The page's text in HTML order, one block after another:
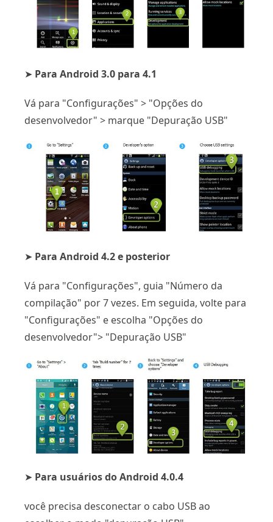
➤ Para Android 3.0 para 4.1
Vá para "Configurações" > "Opções do
desenvolvedor" > marque "Depuração USB"
➤ Para Android 4.2 e posterior
Vá para "Configurações", guia "Número da
compilação" por 7 vezes. Em seguida, volte para
"Configurações" e escolha "Opções do
desenvolvedor"> "Depuração USB"
➤ Para usuários do Android 4.0.4
você precisa desconectar o cabo USB ao